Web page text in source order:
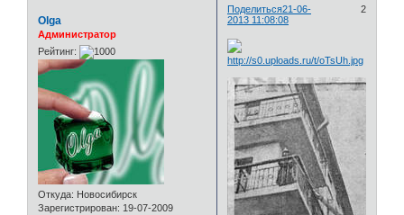
Поделиться 2
21-06-
2013 11:08:08
Olga
Администратор
Рейтинг:
Откуда: Новосибирск
Зарегистрирован: 19-07-2009